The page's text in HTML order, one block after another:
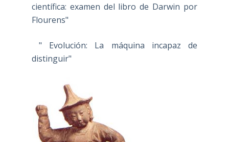
científica: examen del libro de Darwin por
Flourens"
" Evolución: La máquina incapaz de
distinguir"